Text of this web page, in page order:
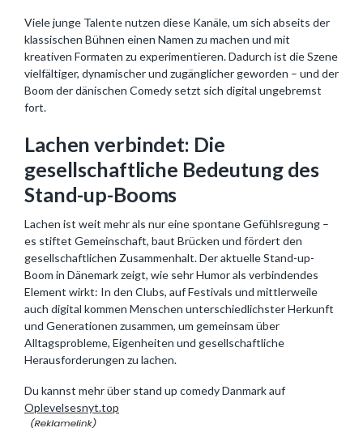
Viele junge Talente nutzen diese Kanäle, um sich abseits der
klassischen Bühnen einen Namen zu machen und mit
kreativen Formaten zu experimentieren. Dadurch ist die Szene
vielfältiger, dynamischer und zugänglicher geworden – und der
Boom der dänischen Comedy setzt sich digital ungebremst
fort.
Lachen verbindet: Die
gesellschaftliche Bedeutung des
Stand-up-Booms
Lachen ist weit mehr als nur eine spontane Gefühlsregung –
es stiftet Gemeinschaft, baut Brücken und fördert den
gesellschaftlichen Zusammenhalt. Der aktuelle Stand-up-
Boom in Dänemark zeigt, wie sehr Humor als verbindendes
Element wirkt: In den Clubs, auf Festivals und mittlerweile
auch digital kommen Menschen unterschiedlichster Herkunft
und Generationen zusammen, um gemeinsam über
Alltagsprobleme, Eigenheiten und gesellschaftliche
Herausforderungen zu lachen.
Du kannst mehr über stand up comedy Danmark auf
Oplevelsesnyt.top